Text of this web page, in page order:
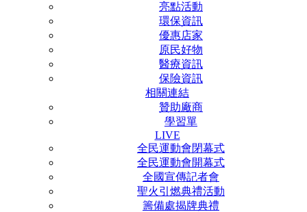
亮點活動
環保資訊
優惠店家
原民好物
醫療資訊
保險資訊
相關連結
贊助廠商
學習單
LIVE
全民運動會閉幕式
全民運動會開幕式
全國宣傳記者會
聖火引燃典禮活動
籌備處揭牌典禮